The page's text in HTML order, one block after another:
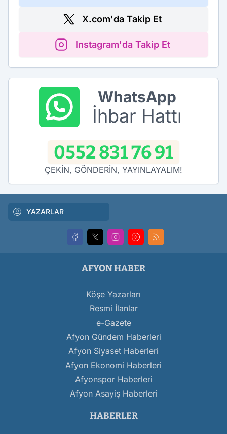
X.com'da Takip Et
Instagram'da Takip Et
WhatsApp
İhbar Hattı
0552 831 76 91
ÇEKİN, GÖNDERİN, YAYINLAYALIM!
YAZARLAR
AFYON HABER
Köşe Yazarları
Resmi İlanlar
e-Gazete
Afyon Gündem Haberleri
Afyon Siyaset Haberleri
Afyon Ekonomi Haberleri
Afyonspor Haberleri
Afyon Asayiş Haberleri
HABERLER